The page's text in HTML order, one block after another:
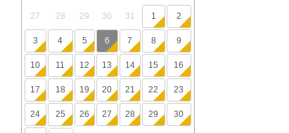
27 28 29 30 31 1 2
3 4 5 6 7 8 9
10 11 12 13 14 15 16
17 18 19 20 21 22 23
24 25 26 27 28 29 30